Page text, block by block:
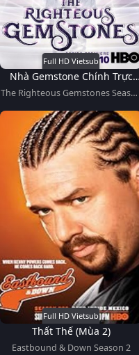
Full HD Vietsub
Nhà Gemstone Chính Trực
(Mùa 1)
The Righteous Gemstones Season
Full HD Vietsub
Thất Thế (Mùa 2)
Eastbound & Down Season 2